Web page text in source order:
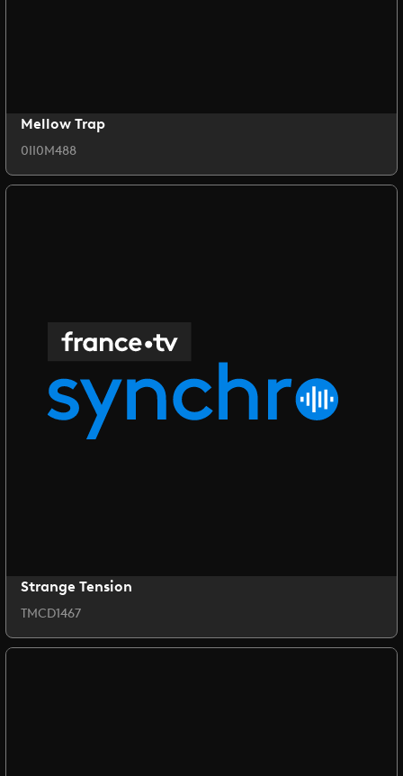
Mellow Trap
0II0M488
Strange Tension
TMCD1467